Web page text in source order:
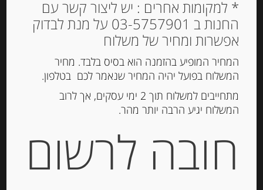
₪ 26.00
מק"ט:7614800277000
קטגוריה:שוקולד, נוגט, עוגיות ומתוקים
* למקומות אחרים : יש ליצור קשר עם
החנות ב 03-5757901 על מנת לבדוק
אפשרות ומחיר של משלוח
המחיר המופיע בהזמנה הוא בסיס בלבד. מחיר
המשלוח בפועל יהיה המחיר שנאמר לכם בטלפון.
מתחייבים למשלוח תוך 2 ימי עסקים, אך לרוב
המשלוח יגיע הרבה יותר מהר.
חובה לרשום